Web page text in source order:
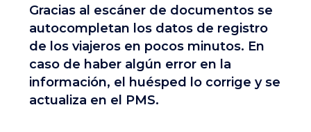
Gracias al escáner de documentos se
autocompletan los datos de registro
de los viajeros en pocos minutos. En
caso de haber algún error en la
información, el huésped lo corrige y se
actualiza en el PMS.